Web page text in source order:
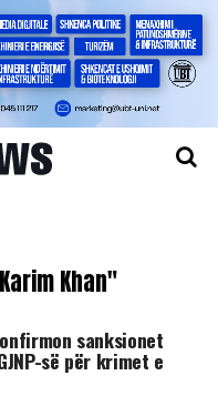
Khan"
sanksionet
së për krimet e